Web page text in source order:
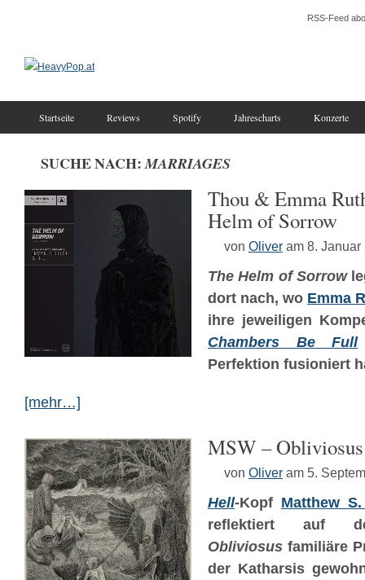
RSS-Feed
Startseite Reviews Spotify Jahrescharts Konzerte
SUCHE NACH:MARRIAGES
Thou & Emma
Helm of Sorrow
von Oliver am 8. Januar
The Helm of Sorrow
dort nach, wo Emma
ihre jeweiligen
Chambers Be Full
Perfektion fusioniert
[mehr…]
MSW – Obliviosus
von Oliver am 5.
Hell-Kopf Matthew
reflektiert auf
Obliviosus familiäre
der Katharsis